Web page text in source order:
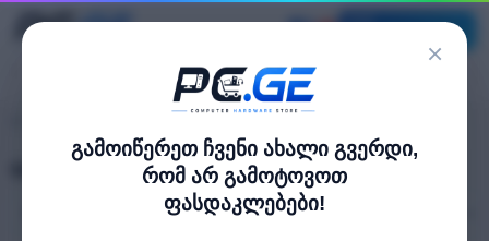
×
გამოიწერეთ ჩვენი ახალი გვერდი,
რომ არ გამოტოვოთ
ფასდაკლებები!
9 პროდუქტი